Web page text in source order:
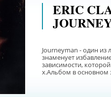
ERIC
Journeyman - один
знаменует
зависимости,
х.Альбом в основном